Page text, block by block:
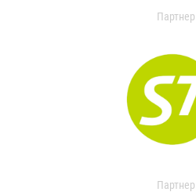
Партнер
Партнер